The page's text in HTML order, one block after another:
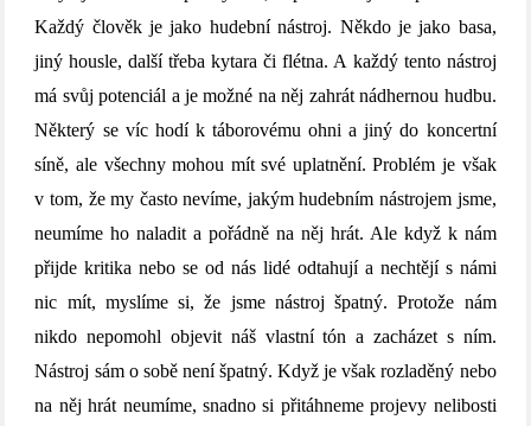
Každý člověk je jako hudební nástroj. Někdo je jako basa,
jiný housle, další třeba kytara či flétna. A každý tento nástroj
má svůj potenciál a je možné na něj zahrát nádhernou hudbu.
Některý se víc hodí k táborovému ohni a jiný do koncertní
síně, ale všechny mohou mít své uplatnění. Problém je však
v tom, že my často nevíme, jakým hudebním nástrojem jsme,
neumíme ho naladit a pořádně na něj hrát. Ale když k nám
přijde kritika nebo se od nás lidé odtahují a nechtějí s námi
nic mít, myslíme si, že jsme nástroj špatný. Protože nám
nikdo nepomohl objevit náš vlastní tón a zacházet s ním.
Nástroj sám o sobě není špatný. Když je však rozladěný nebo
na něj hrát neumíme, snadno si přitáhneme projevy nelibosti